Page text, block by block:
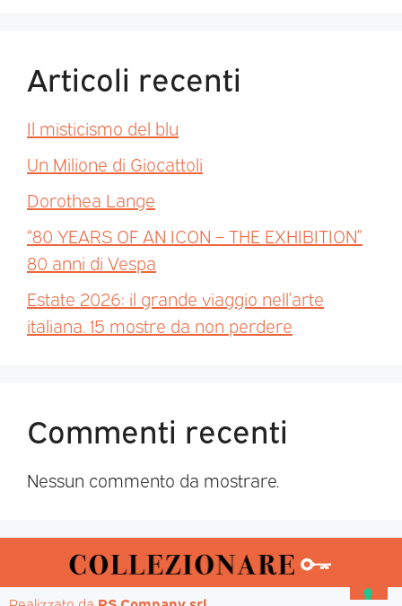
Articoli recenti
Il misticismo del blu
Un Milione di Giocattoli
Dorothea Lange
“80 YEARS OF AN ICON – THE EXHIBITION”
80 anni di Vespa
Estate 2026: il grande viaggio nell’arte
italiana. 15 mostre da non perdere
Commenti recenti
Nessun commento da mostrare.